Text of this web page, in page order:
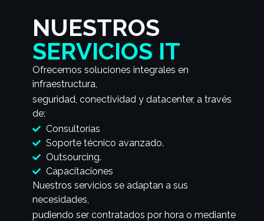
NUESTROS
SERVICIOS IT
Ofrecemos soluciones integrales en
infraestructura,
seguridad, conectividad y datacenter, a través
de:
Consultorías
Soporte técnico avanzado.
Outsourcing.
Capacitaciones
Nuestros servicios se adaptan a sus
necesidades,
pudiendo ser contratados por hora o mediante